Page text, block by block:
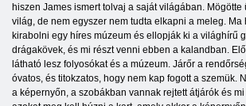
hiszen James ismert tolvaj a saját világában.
világ, de nem egyszer nem tudta elkapni a meleg. Ma
kirabolni egy híres múzeum és ellopják ki a világhírű
drágakövek, és mi részt venni ebben a kalandban.
látható lesz folyosókat és a múzeum. Járőr a
óvatos, és titokzatos, hogy nem kap fogott a szemük.
a képernyőn, a szobákban vannak rejtett átjárók és